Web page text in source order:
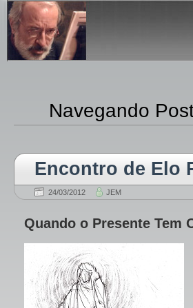
Navegando
Encontro de Elo
24/03/2012 JEM
Quando o Presente Tem